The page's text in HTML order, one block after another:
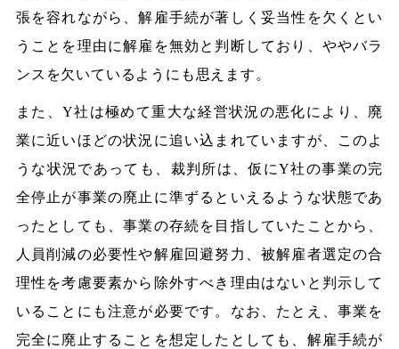
張を容れながら、解雇手続が著しく妥当性を欠くとい
うことを理由に解雇を無効と判断しており、ややバラ
ンスを欠いているようにも思えます。
また、Y社は極めて重大な経営状況の悪化により、廃
業に近いほどの状況に追い込まれていますが、このよ
うな状況であっても、裁判所は、仮にY社の事業の完
全停止が事業の廃止に準ずるといえるような状態であ
ったとしても、事業の存続を目指していたことから、
人員削減の必要性や解雇回避努力、被解雇者選定の合
理性を考慮要素から除外すべき理由はないと判示して
いることにも注意が必要です。なお、たとえ、事業を
完全に廃止することを想定したとしても、解雇手続が